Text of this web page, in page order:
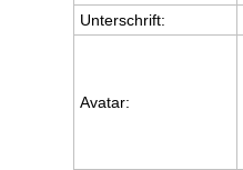
Unterschrift:
Avatar: